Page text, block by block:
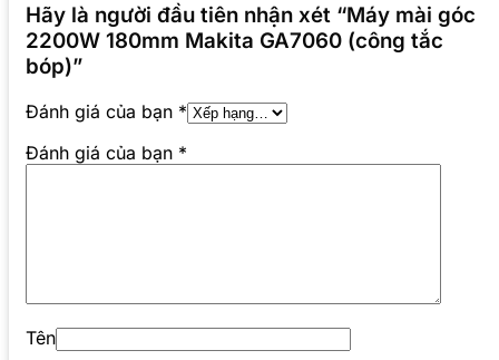
Hãy là người đầu tiên nhận xét “Máy mài góc
2200W 180mm Makita GA7060 (công tắc
bóp)”
Đánh giá của bạn *
Đánh giá của bạn *
Tên